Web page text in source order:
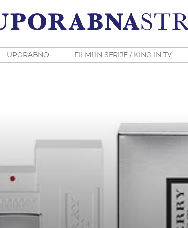
UPORABNO FILMI IN SERIJE / KINO IN TV